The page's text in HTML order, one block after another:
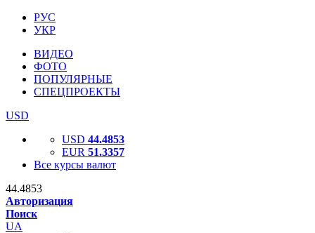
РУС
УКР
ВИДЕО
ФОТО
ПОПУЛЯРНЫЕ
СПЕЦПРОЕКТЫ
USD
USD 44.4853
EUR 51.3357
Все курсы валют
44.4853
Авторизация
Поиск
UA